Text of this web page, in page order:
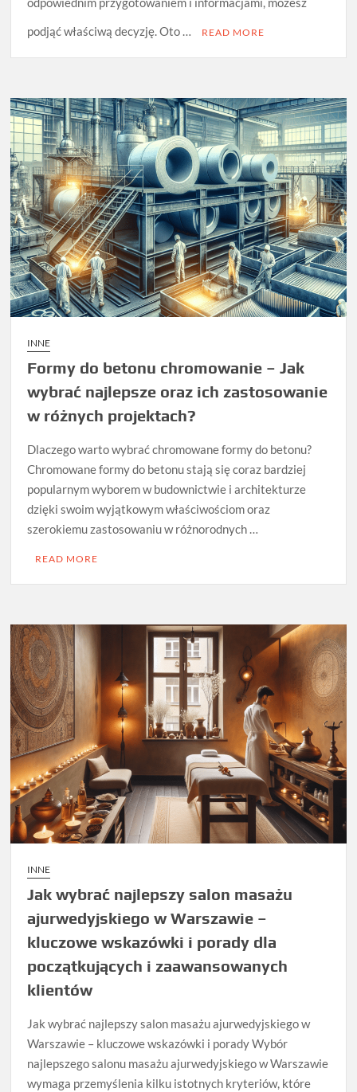
podjąć właściwą decyzję. Oto …
READ MORE
INNE
Formy do betonu chromowanie – Jak
wybrać najlepsze oraz ich zastosowanie
w różnych projektach?
Dlaczego warto wybrać chromowane formy do betonu?
Chromowane formy do betonu stają się coraz bardziej
popularnym wyborem w budownictwie i architekturze
dzięki swoim wyjątkowym właściwościom oraz
szerokiemu zastosowaniu w różnorodnych …
READ MORE
INNE
Jak wybrać najlepszy salon masażu
ajurwedyjskiego w Warszawie –
kluczowe wskazówki i porady dla
początkujących i zaawansowanych
klientów
Jak wybrać najlepszy salon masażu ajurwedyjskiego w
Warszawie – kluczowe wskazówki i porady Wybór
najlepszego salonu masażu ajurwedyjskiego w Warszawie
wymaga przemyślenia kilku istotnych kryteriów, które